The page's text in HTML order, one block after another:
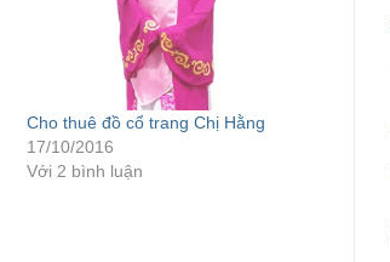
Cho thuê đồ cổ trang Chị Hằng
17/10/2016
Với 2 bình luận